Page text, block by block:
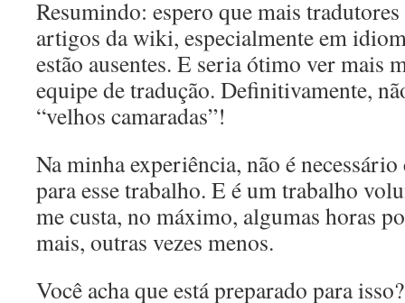
Resumindo: espero que mais
artigos da wiki, especialmente em
estão ausentes. E seria ótimo ver mais
equipe de tradução. Definitivamente,
“velhos camaradas”!
Na minha experiência, não é
para esse trabalho. E é um trabalho
me custa, no máximo, algumas horas
mais, outras vezes menos.
Você acha que está preparado para